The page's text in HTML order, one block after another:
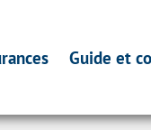
Guide et